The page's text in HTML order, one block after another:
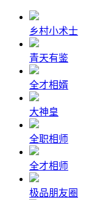
乡村小术士
青天有鉴
全才相婿
大神皇
全职相师
全才相师
极品朋友圈